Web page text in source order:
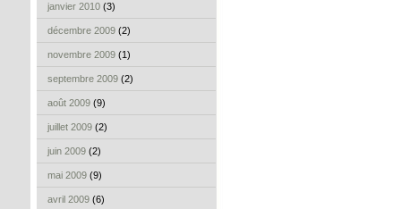
janvier 2010 (3)
décembre 2009 (2)
novembre 2009 (1)
septembre 2009 (2)
août 2009 (9)
juillet 2009 (2)
juin 2009 (2)
mai 2009 (9)
avril 2009 (6)